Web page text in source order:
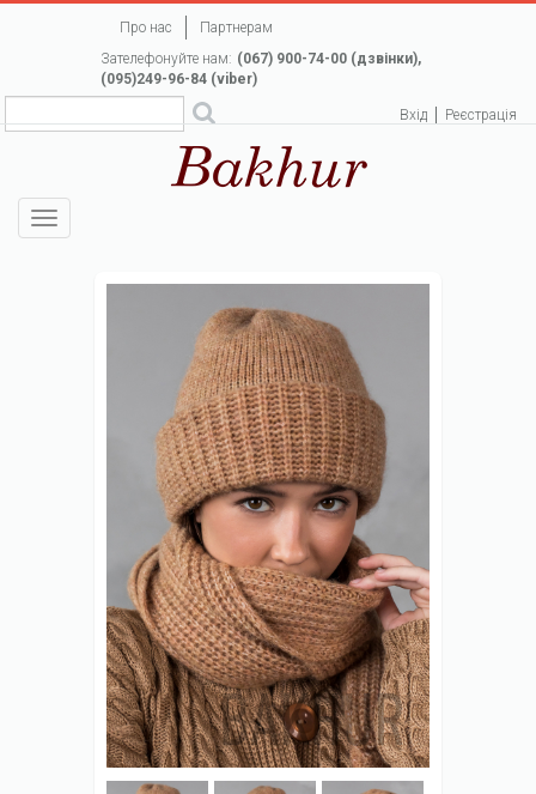
Про нас
Партнерам
Зателефонуйте нам: (067) 900-74-00 (дзвінки),
(095)249-96-84 (viber)
Вхід Реєстрація
Toggle
navigation